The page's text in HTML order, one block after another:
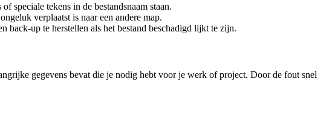
speciale tekens in de bestandsnaam staan.
verplaatst is naar een andere map.
back-up te herstellen als het bestand beschadigd lijkt te zijn.
gegevens bevat die je nodig hebt voor je werk of project. Door de fout snel